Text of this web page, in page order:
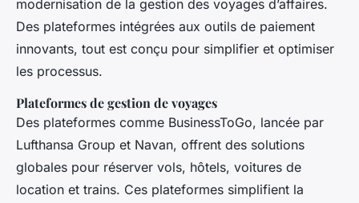
modernisation de la gestion des voyages d’affaires.
Des plateformes intégrées aux outils de paiement
innovants, tout est conçu pour simplifier et optimiser
les processus.
Plateformes de gestion de voyages
Des plateformes comme BusinessToGo, lancée par
Lufthansa Group et Navan, offrent des solutions
globales pour réserver vols, hôtels, voitures de
location et trains. Ces plateformes simplifient la